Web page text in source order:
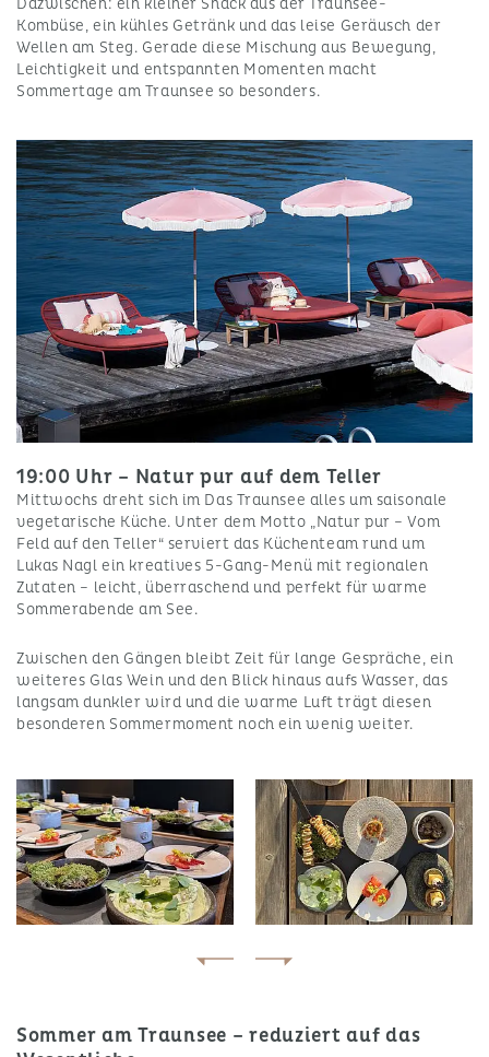
Dazwischen: ein kleiner Snack aus der Traunsee-
Kombüse, ein kühles Getränk und das leise Geräusch der
Wellen am Steg. Gerade diese Mischung aus Bewegung,
Leichtigkeit und entspannten Momenten macht
Sommertage am Traunsee so besonders.
19:00 Uhr – Natur pur auf dem Teller
Mittwochs dreht sich im Das Traunsee alles um saisonale
vegetarische Küche. Unter dem Motto „Natur pur – Vom
Feld auf den Teller“ serviert das Küchenteam rund um
Lukas Nagl ein kreatives 5-Gang-Menü mit regionalen
Zutaten – leicht, überraschend und perfekt für warme
Sommerabende am See.
Zwischen den Gängen bleibt Zeit für lange Gespräche, ein
weiteres Glas Wein und den Blick hinaus aufs Wasser, das
langsam dunkler wird und die warme Luft trägt diesen
besonderen Sommermoment noch ein wenig weiter.
Sommer am Traunsee – reduziert auf das